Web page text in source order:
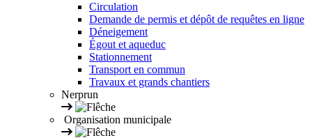
Circulation
Demande de permis et dépôt de requêtes en ligne
Déneigement
Égout et aqueduc
Stationnement
Transport en commun
Travaux et grands chantiers
Nerprun
Organisation municipale